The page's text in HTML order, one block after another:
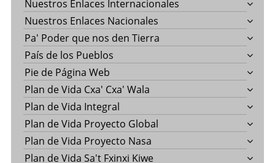
Nuestros Enlaces Internacionales
Nuestros Enlaces Nacionales
Pa' Poder que nos den Tierra
País de los Pueblos
Pie de Página Web
Plan de Vida Cxa' Cxa' Wala
Plan de Vida Integral
Plan de Vida Proyecto Global
Plan de Vida Proyecto Nasa
Plan de Vida Sa't Fxinxi Kiwe